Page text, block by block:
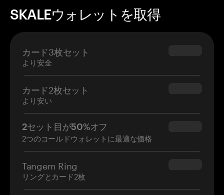
SKALEウォレットを取得
カード3枚セット
より安全
$69.90
カード2枚セット
より安い
$54.90
2セット目が50%オフ
2つのコールドウォレットに最適な価格
$34.95
Tangem Ring
リングとカード2枚
$160.00